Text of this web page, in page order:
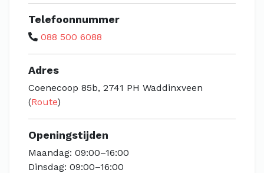
Telefoonnummer
088 500 6088
Adres
Coenecoop 85b, 2741 PH Waddinxveen
(Route)
Openingstijden
Maandag: 09:00–16:00
Dinsdag: 09:00–16:00